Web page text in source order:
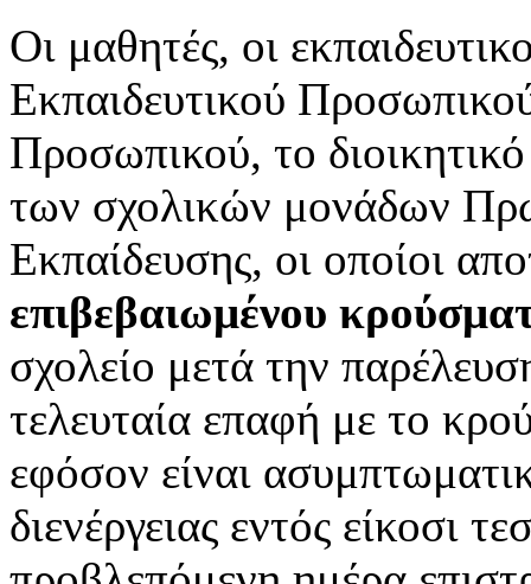
Οι μαθητές, οι
Εκπαιδευτικού
Προσωπικού, το
των σχολικών μονάδων
Εκπαίδευσης, οι οποίοι
επιβεβαιωμένου
σχολείο μετά την
τελευταία επαφή με το
εφόσον είναι
διενέργειας εντός είκοσι